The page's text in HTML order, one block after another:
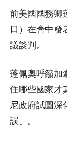
前美國國務卿
日）在會中發
議談判。
蓬佩奧呼籲加
住哪些國家才
尼政府試圖深
誤」。